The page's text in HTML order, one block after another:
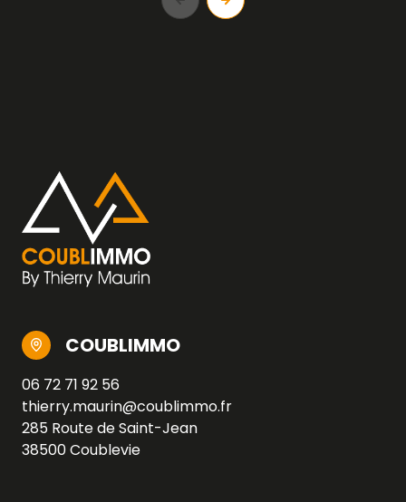
COUBLIMMO
06 72 71 92 56
thierry.maurin@coublimmo.fr
285 Route de Saint-Jean
38500 Coublevie